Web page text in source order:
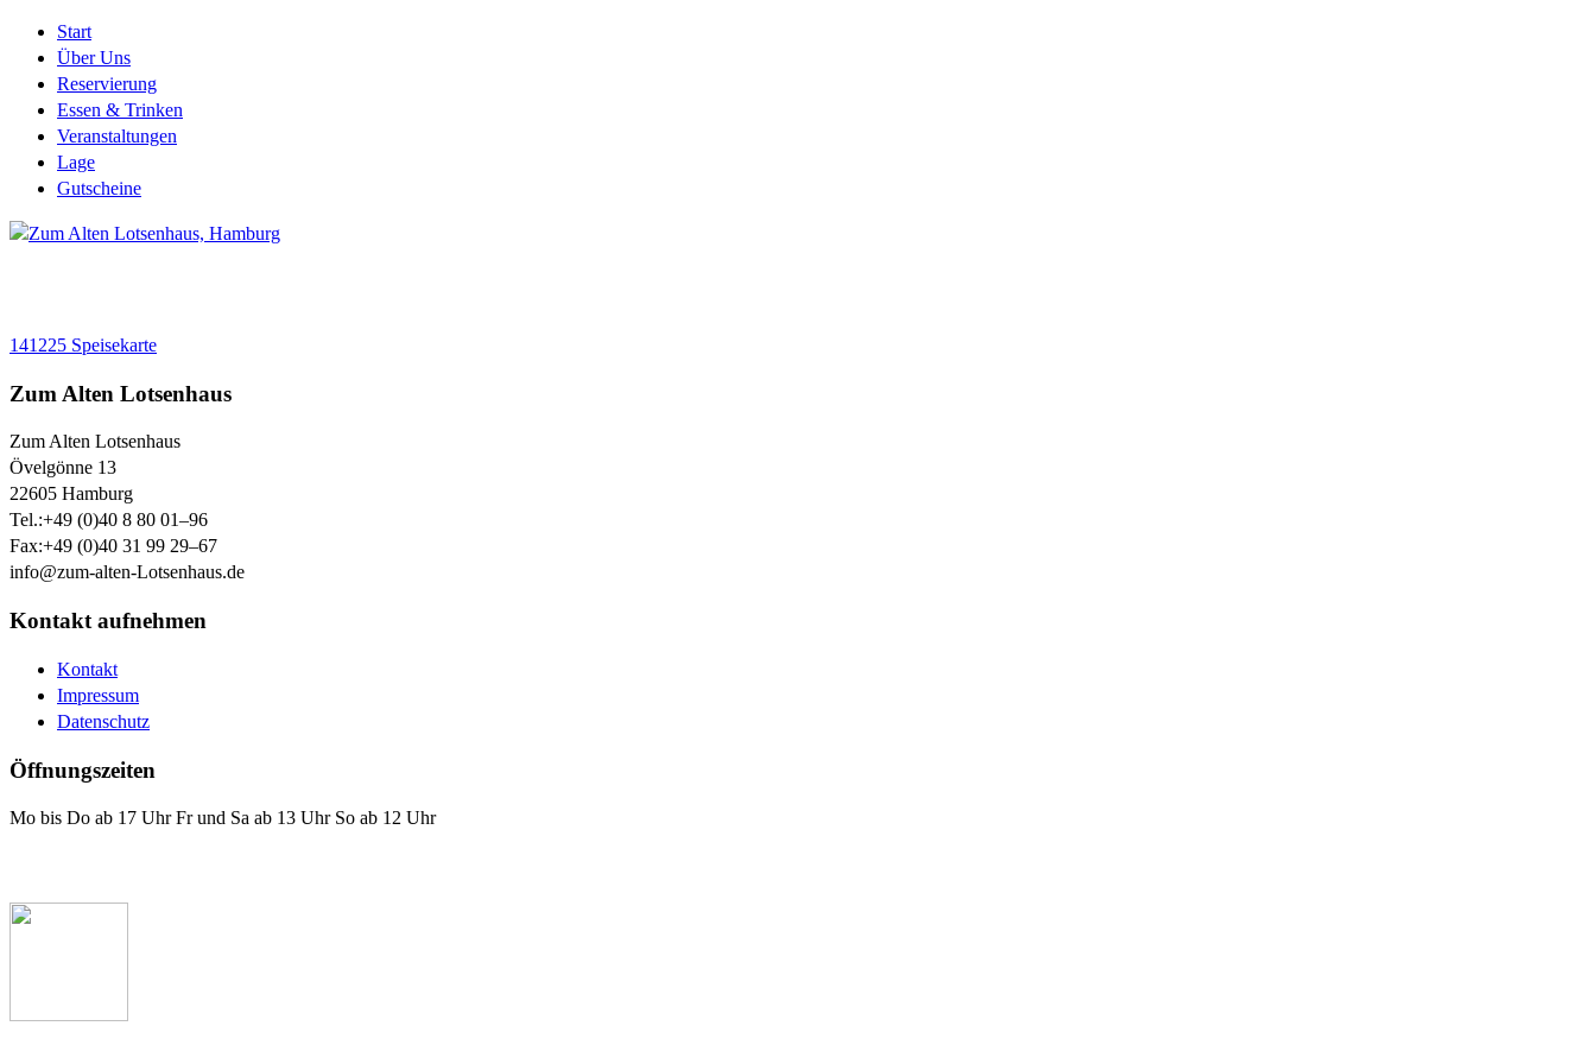
Start
Über Uns
Reservierung
Essen & Trinken
Veranstaltungen
Lage
Gutscheine
141225 Speisekarte
Zum Alten Lotsenhaus
Zum Alten Lotsenhaus
Övelgönne 13
22605 Hamburg
Tel.:+49 (0)40 8 80 01–96
Fax:+49 (0)40 31 99 29–67
info@zum-alten-Lotsenhaus.de
Kontakt aufnehmen
Kontakt
Impressum
Datenschutz
Öffnungszeiten
Mo bis Do ab 17 Uhr Fr und Sa ab 13 Uhr So ab 12 Uhr